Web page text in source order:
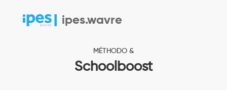
ipes.wavre
MÉTHODO &
Schoolboost